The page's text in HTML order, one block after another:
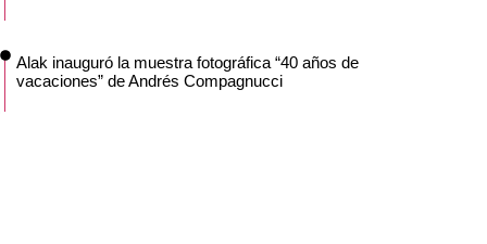
Alak inauguró la muestra fotográfica “40 años de
vacaciones” de Andrés Compagnucci